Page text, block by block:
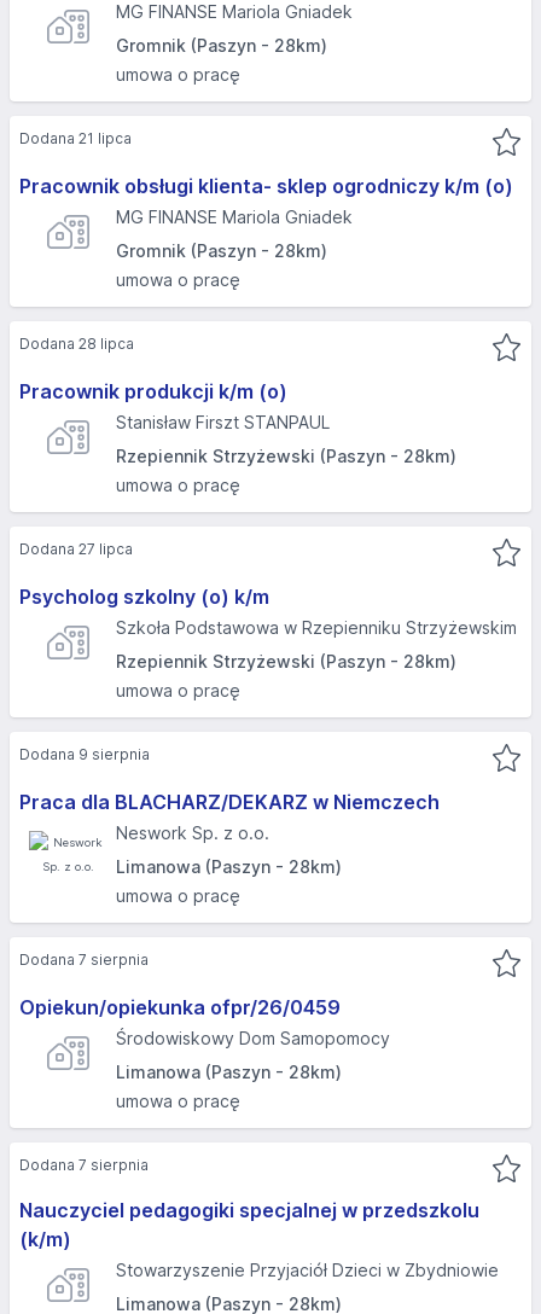
MG FINANSE Mariola Gniadek
Gromnik (Paszyn - 28km)
umowa o pracę
Pracownik obsługi klienta- sklep ogrodniczy k/m (o)
MG FINANSE Mariola Gniadek
Gromnik (Paszyn - 28km)
umowa o pracę
Dodana 21 lipca
Pracownik produkcji k/m (o)
Stanisław Firszt STANPAUL
Rzepiennik Strzyżewski (Paszyn - 28km)
umowa o pracę
Dodana 28 lipca
Psycholog szkolny (o) k/m
Szkoła Podstawowa w Rzepienniku Strzyżewskim
Rzepiennik Strzyżewski (Paszyn - 28km)
umowa o pracę
Dodana 27 lipca
Praca dla BLACHARZ/DEKARZ w Niemczech
Neswork Sp. z o.o.
Limanowa (Paszyn - 28km)
umowa o pracę
Dodana 9 sierpnia
Opiekun/opiekunka ofpr/26/0459
Środowiskowy Dom Samopomocy
Limanowa (Paszyn - 28km)
umowa o pracę
Dodana 7 sierpnia
Nauczyciel pedagogiki specjalnej w przedszkolu
(k/m)
Stowarzyszenie Przyjaciół Dzieci w Zbydniowie
Limanowa (Paszyn - 28km)
Dodana 7 sierpnia